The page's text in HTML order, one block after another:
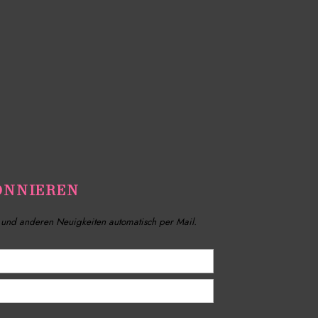
anderen Neuigkeiten automatisch per Mail.